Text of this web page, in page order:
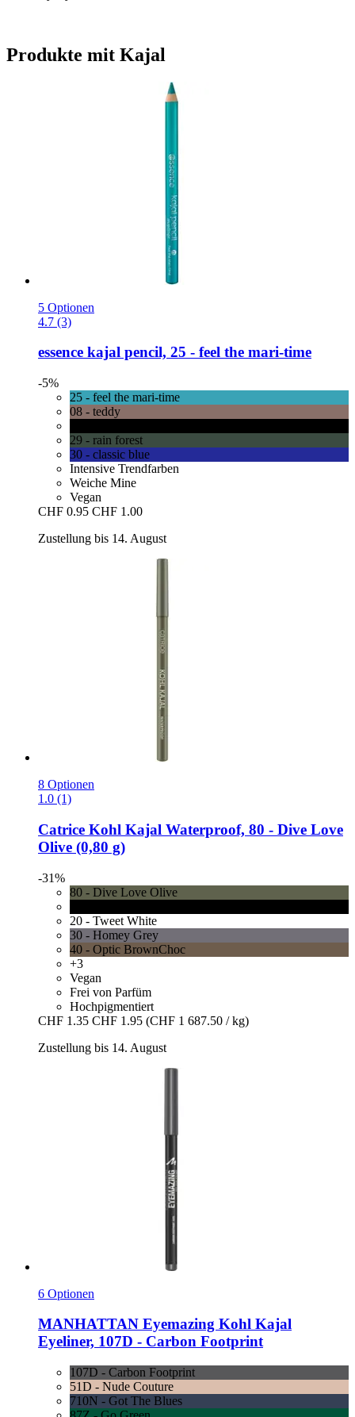
Produkte mit Kajal
5 Optionen
4.7 (3)
essence kajal pencil, 25 -​ feel the mari-​time
-5%
25 - feel the mari-time
08 - teddy
29 - rain forest
30 - classic blue
Intensive Trendfarben
Weiche Mine
Vegan
CHF 0.95 CHF 1.00
Zustellung bis 14. August
8 Optionen
1.0 (1)
Catrice Kohl Kajal Waterproof, 80 -​ Dive Love
Olive (0,80 g)
-31%
80 - Dive Love Olive
20 - Tweet White
30 - Homey Grey
40 - Optic BrownChoc
+3
Vegan
Frei von Parfüm
Hochpigmentiert
CHF 1.35 CHF 1.95 (CHF 1 687.50 / kg)
Zustellung bis 14. August
6 Optionen
MANHATTAN Eyemazing Kohl Kajal
Eyeliner, 107D -​ Carbon Footprint
107D - Carbon Footprint
51D - Nude Couture
710N - Got The Blues